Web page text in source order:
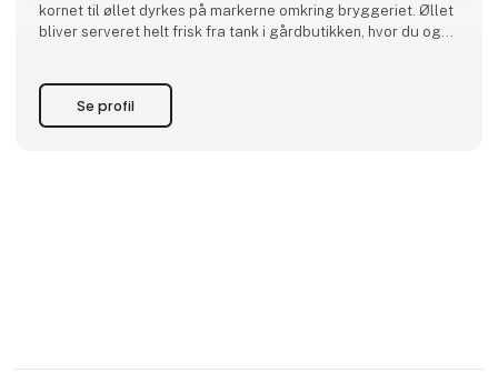
kornet til øllet dyrkes på markerne omkring bryggeriet. Øllet
bliver serveret helt frisk fra tank i gårdbutikken, hvor du også
Se profil